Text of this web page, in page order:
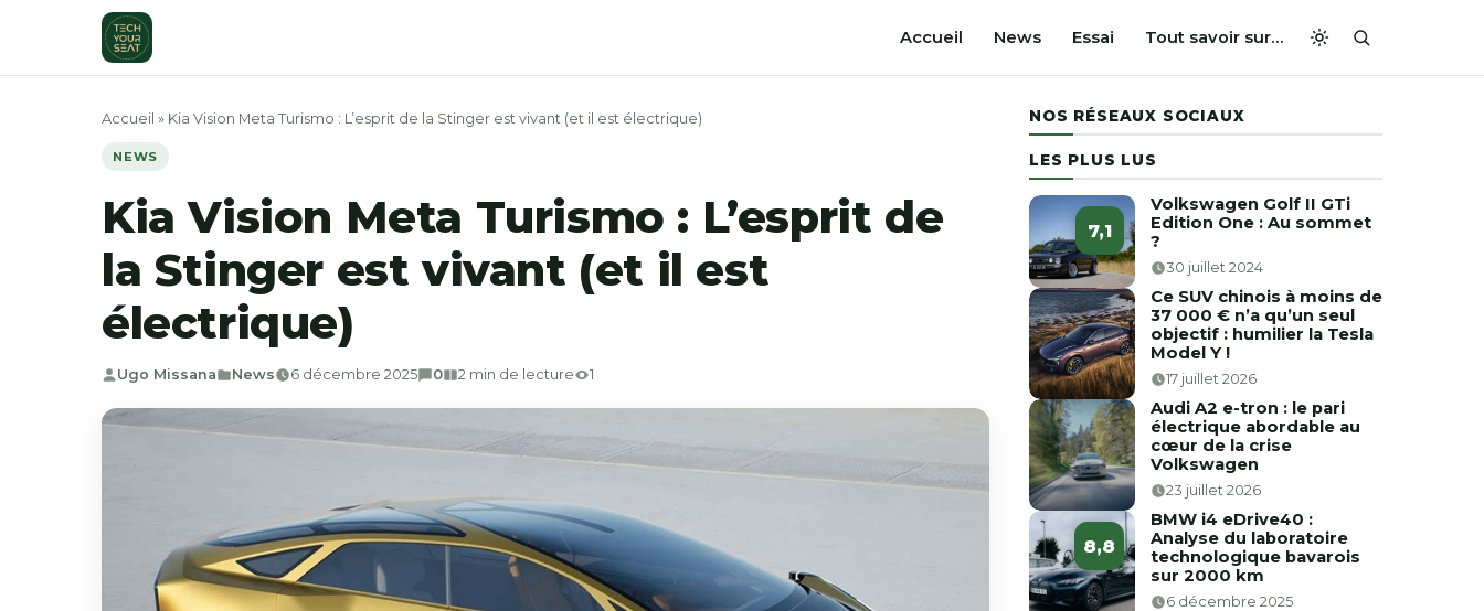
contenu
Accueil News Essai Tout savoir sur…
Accueil » Kia Vision Meta Turismo : L’esprit de la Stinger est vivant (et il est électrique)
NEWS
Kia Vision Meta Turismo : L’esprit de
la Stinger est vivant (et il est
électrique)
Ugo Missana News 6 décembre 2025 0 2 min de lecture 1
NOS RÉSEAUX SOCIAUX
LES PLUS LUS
7,1
Volkswagen Golf II GTi
Edition One : Au sommet
?
30 juillet 2024
Ce SUV chinois à moins de
37 000 € n’a qu’un seul
objectif : humilier la Tesla
Model Y !
17 juillet 2026
Audi A2 e-tron : le pari
électrique abordable au
cœur de la crise
Volkswagen
23 juillet 2026
8,8
BMW i4 eDrive40 :
Analyse du laboratoire
technologique bavarois
sur 2000 km
6 décembre 2025